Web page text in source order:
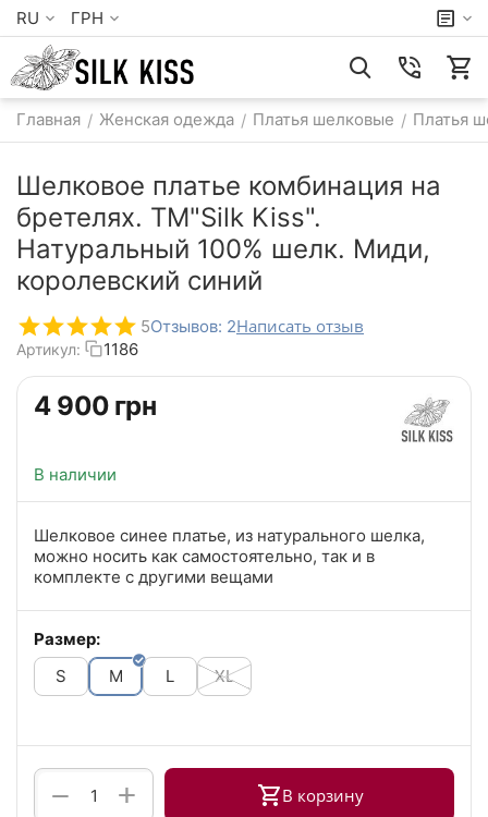
RU ГРН
Главная / Женская одежда / Платья шелковые / Платья
Шелковое платье комбинация на
бретелях. TM"Silk Kiss".
Натуральный 100% шелк. Миди,
королевский синий
5Отзывов: 2Написать отзыв
Артикул: 1186
‍4 900‍ грн
В наличии
Шелковое синее платье, из натурального шелка,
можно носить как самостоятельно, так и в
комплекте с другими вещами
Размер:
S
M L XL
+
− В корзину